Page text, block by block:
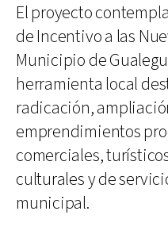
El proyecto
de Incentivo a las
Municipio de
herramienta local
radicación,
emprendimientos
comerciales,
culturales y de
municipal.